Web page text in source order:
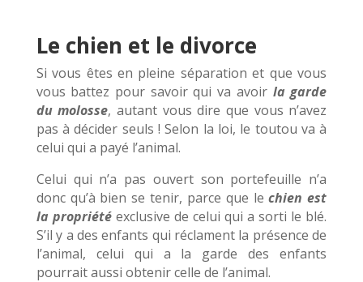
Le chien et le divorce
Si vous êtes en pleine séparation et que vous
vous battez pour savoir qui va avoir la garde
du molosse, autant vous dire que vous n’avez
pas à décider seuls ! Selon la loi, le toutou va à
celui qui a payé l’animal.
Celui qui n’a pas ouvert son portefeuille n’a
donc qu’à bien se tenir, parce que lechien est
la propriétéexclusive de celui qui a sorti le blé.
S’il y a des enfants qui réclament la présence de
l’animal, celui qui a la garde des enfants
pourrait aussi obtenir celle de l’animal.